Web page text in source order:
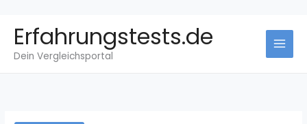
Inhalt
springen
Erfahrungstests.de
Dein Vergleichsportal